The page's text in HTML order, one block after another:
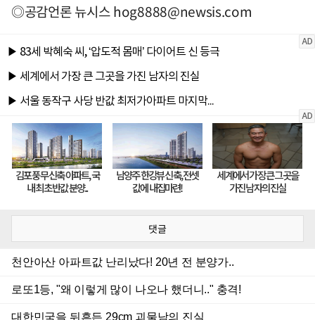
◎공감언론 뉴시스hog8888@newsis.com
댓글